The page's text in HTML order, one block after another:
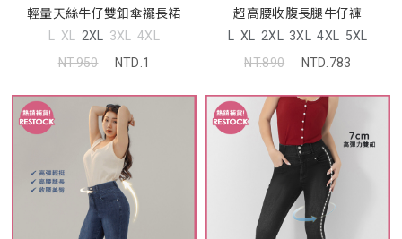
輕量天絲牛仔雙釦傘襬長裙
L XL 2XL 3XL 4XL
NT.950
NTD.1
超高腰收腹長腿牛仔褲
L XL 2XL 3XL 4XL 5XL
NT.890
NTD.783